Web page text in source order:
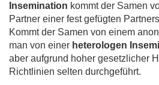
Insemination kommt der Samen
Partner einer fest gefügten
Kommt der Samen von einem
man von einer heterologen
aber aufgrund hoher gesetzlicher
Richtlinien selten durchgeführt.